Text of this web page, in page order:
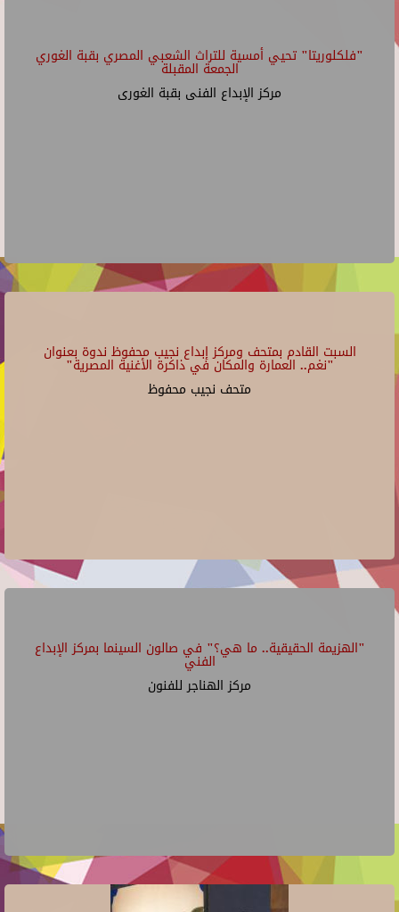
"فلكلوريتا" تحيي أمسية للتراث الشعبي المصري بقبة الغوري
الجمعة المقبلة
مركز الإبداع الفنى بقبة الغورى
السبت القادم بمتحف ومركز إبداع نجيب محفوظ ندوة بعنوان
"نغم.. العمارة والمكان في ذاكرة الأغنية المصرية"
متحف نجيب محفوظ
"الهزيمة الحقيقية.. ما هي؟" في صالون السينما بمركز الإبداع
الفني
مركز الهناجر للفنون